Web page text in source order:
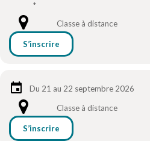
*
Classe à distance
S’inscrire
Du 21 au 22 septembre 2026
Classe à distance
S’inscrire